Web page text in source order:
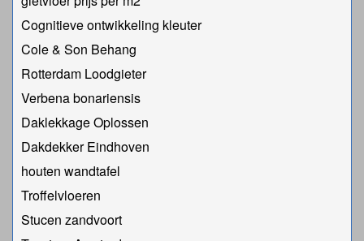
Cognitieve ontwikkeling kleuter
Cole & Son Behang
Rotterdam Loodgieter
Verbena bonariensis
Daklekkage Oplossen
Dakdekker Eindhoven
houten wandtafel
Troffelvloeren
Stucen zandvoort